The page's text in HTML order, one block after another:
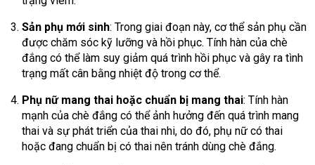
Sản phụ mới sinh: Trong giai đoạn này, cơ thể sản phụ cần
được chăm sóc kỹ lưỡng và hồi phục. Tính hàn của chè
đắng có thể làm suy giảm quá trình hồi phục và gây ra tình
trạng mất cân bằng nhiệt độ trong cơ thể.
Phụ nữ mang thai hoặc chuẩn bị mang thai: Tính hàn
mạnh của chè đắng có thể ảnh hưởng đến quá trình mang
thai và sự phát triển của thai nhi, do đó, phụ nữ có thai
hoặc đang chuẩn bị có thai nên tránh dùng chè đắng.